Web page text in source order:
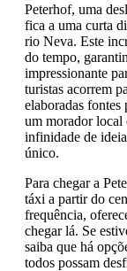
Peterhof, uma
fica a uma curta
rio Neva. Este
do tempo,
impressionante
turistas acorrem
elaboradas fontes
um morador local
infinidade de
único.
Para chegar a
táxi a partir do
frequência,
chegar lá. Se
saiba que há
todos possam